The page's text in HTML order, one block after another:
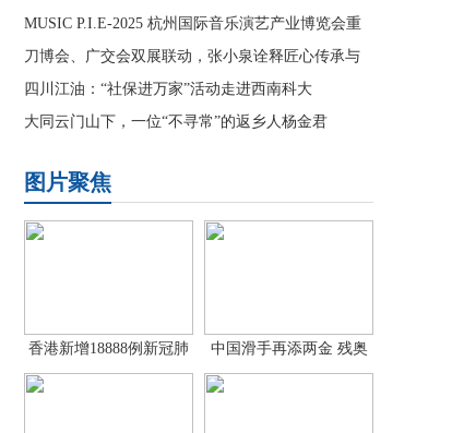
MUSIC P.I.E-2025 杭州国际音乐演艺产业博览会重
磅回归
刀博会、广交会双展联动，张小泉诠释匠心传承与
创新精神
四川江油：“社保进万家”活动走进西南科大
大同云门山下，一位“不寻常”的返乡人杨金君
图片聚焦
香港新增18888例新冠肺
炎确诊病
中国滑手再添两金 残奥
单板滑雪